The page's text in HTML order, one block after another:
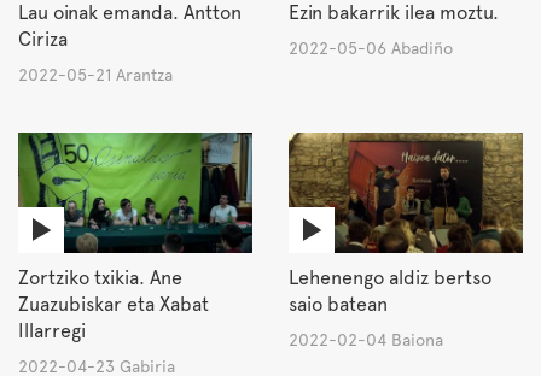
Lau oinak emanda. Antton
Ciriza
2022-05-21 Arantza
Ezin bakarrik ilea moztu.
2022-05-06 Abadiño
Zortziko txikia. Ane
Zuazubiskar eta Xabat
Illarregi
2022-04-23 Gabiria
Lehenengo aldiz bertso
saio batean
2022-02-04 Baiona